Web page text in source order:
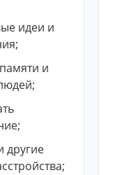
идеи и
и
другие